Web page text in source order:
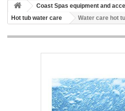
Coast Spas equipment and
Hot tub water care
Water care hot